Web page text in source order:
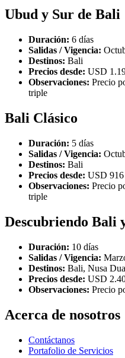
Ubud y Sur de Bali
Duración: 6 días
Salidas / Vigencia:
Destinos: Bali
Precios desde: USD
Observaciones: Precio
triple
Bali Clásico
Duración: 5 días
Salidas / Vigencia:
Destinos: Bali
Precios desde: USD 916
Observaciones: Precio
triple
Descubriendo Bali
Duración: 10 días
Salidas / Vigencia:
Destinos: Bali, Nusa
Precios desde: USD
Observaciones: Precio
Acerca de nosotros
Contáctanos
Portafolio de Servicios